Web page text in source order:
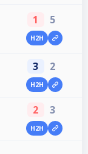
1 5
H2H
3 2
H2H
2 3
H2H